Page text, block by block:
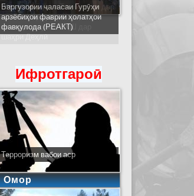
Ширкати ҳайати Тоҷикистон дар
ҷаласаи идораҳои наҷоти
кишварҳои узви СҲШ дар
шаҳри Деҳлӣ
Ифротгароӣ
Терроризм вабои аср
Омор